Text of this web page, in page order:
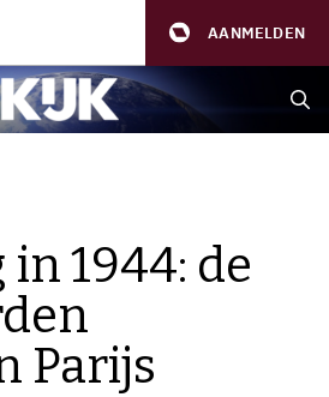
AANMELDEN
1944: de
Parijs